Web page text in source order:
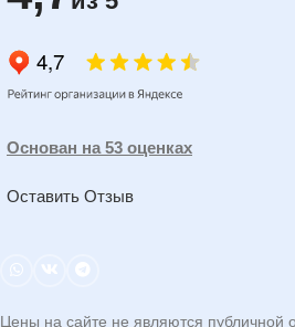
Основан на 53 оценках
Оставить Отзыв
Цены на сайте не являются публичной